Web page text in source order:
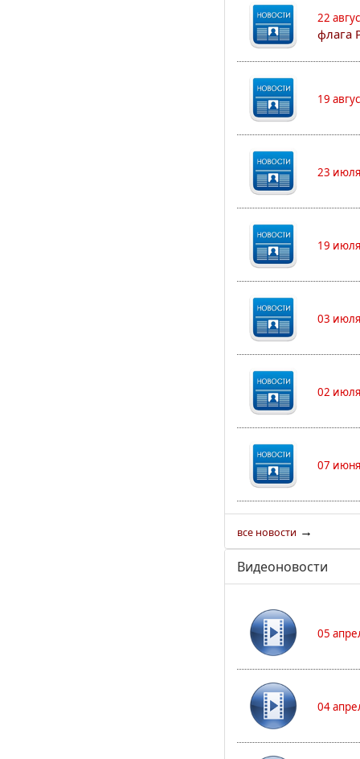
22
флага
19
23
19
03
02
07
все новости →
Видеоновости
05
04